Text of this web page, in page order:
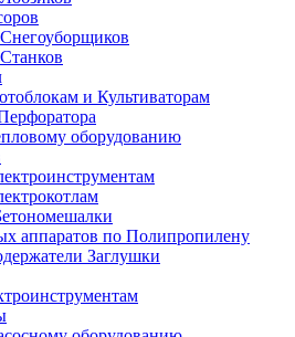
и Культиваторам
оборудованию
аппаратов по Полипропилену
Заглушки